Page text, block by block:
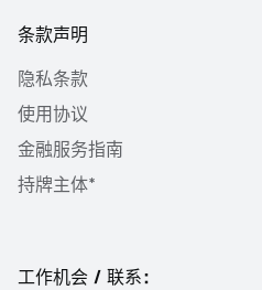
条款声明
隐私条款
使用协议
金融服务指南
持牌主体*
工作机会 / 联系：